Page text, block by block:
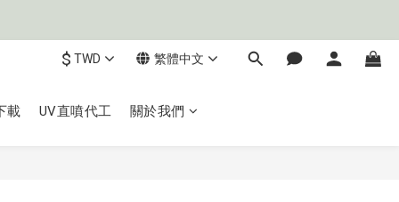
$ TWD 繁體中文
載 UV直噴代工 關於我們